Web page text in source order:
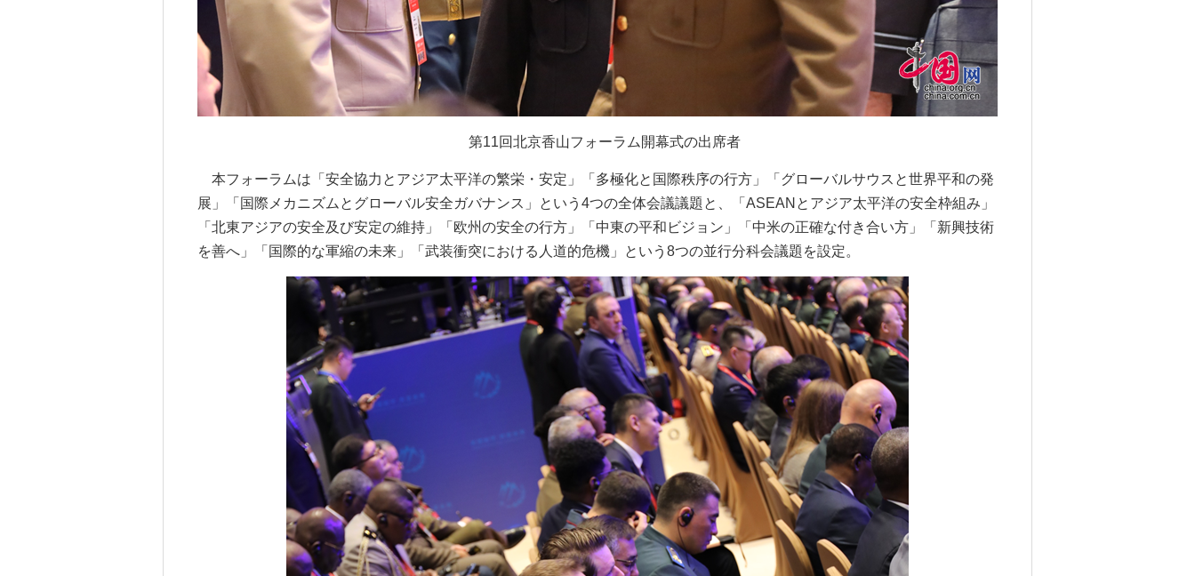
第11回北京香山フォーラム開幕式の出席者
本フォーラムは「安全協力とアジア太平洋の繁栄・安定」「多極化と国際秩序の行方」「グローバルサウスと世界平和の発
展」「国際メカニズムとグローバル安全ガバナンス」という4つの全体会議議題と、「ASEANとアジア太平洋の安全枠組み」
「北東アジアの安全及び安定の維持」「欧州の安全の行方」「中東の平和ビジョン」「中米の正確な付き合い方」「新興技術
を善へ」「国際的な軍縮の未来」「武装衝突における人道的危機」という8つの並行分科会議題を設定。